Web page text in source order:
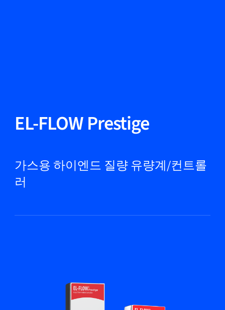
제품
마켓
Bronkhorst
EL-FLOW Prestige
가스용 하이엔드 질량 유량계/컨트롤
러